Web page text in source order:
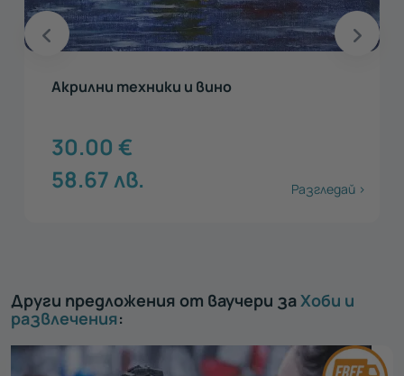
Акрилни техники и вино
30.00 €
58.67лв. Разгледай >
Други предложения от ваучери заХоби и
развлечения: